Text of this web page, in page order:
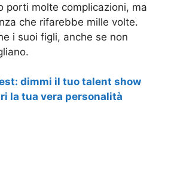
porti molte complicazioni, ma
che rifarebbe mille volte.
i suoi figli, anche se non
dimmi il tuo talent show
la tua vera personalità